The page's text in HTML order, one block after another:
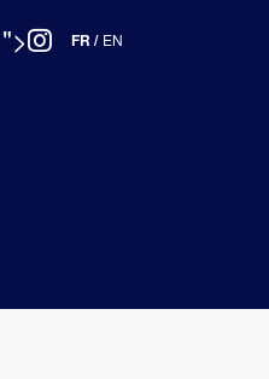
"> FR / EN